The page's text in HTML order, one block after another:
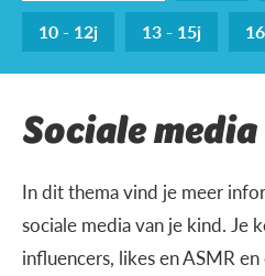
10 - 12j
13 - 15j
Sociale media
In dit thema vind je meer
sociale media van je kind. Je
influencers, likes en ASMR